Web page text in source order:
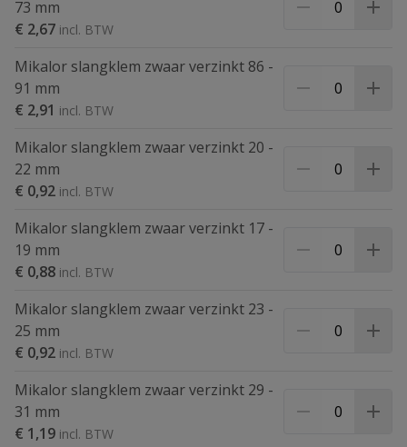
73 mm
€ 2,67
Mikalor slangklem zwaar verzinkt 86 -
91 mm
€ 2,91
Mikalor slangklem zwaar verzinkt 20 -
22 mm
€ 0,92
Mikalor slangklem zwaar verzinkt 17 -
19 mm
€ 0,88
Mikalor slangklem zwaar verzinkt 23 -
25 mm
€ 0,92
Mikalor slangklem zwaar verzinkt 29 -
31 mm
€ 1,19